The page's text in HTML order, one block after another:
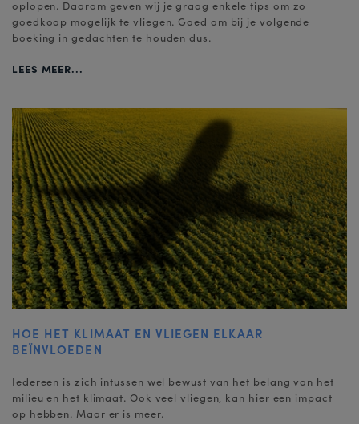
oplopen. Daarom geven wij je graag enkele tips om zo
goedkoop mogelijk te vliegen. Goed om bij je volgende
boeking in gedachten te houden dus.
LEES MEER...
HOE HET KLIMAAT EN VLIEGEN ELKAAR
BEÏNVLOEDEN
Iedereen is zich intussen wel bewust van het belang van het
milieu en het klimaat. Ook veel vliegen, kan hier een impact
op hebben. Maar er is meer.